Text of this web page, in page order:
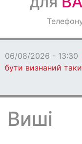
Оголошення
06/08/2026 - 13:30
бути визнаний
Виші